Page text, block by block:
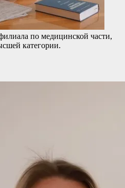
по медицинской части,
категории.